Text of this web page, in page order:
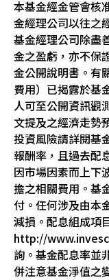
本基金經金管會核
金經理公司以往之
基金經理公司除盡
金之盈虧，亦不保
金公開說明書。有
費用）已揭露於基
人可至公開資訊觀
文提及之經濟走勢
投資風險請詳閱基
報酬率，且過去配
因市場因素而上下
擔之相關費用。基
付。任何涉及由本
減損。配息組成項
http://
詢。基金配息率並
併注意基金淨值之